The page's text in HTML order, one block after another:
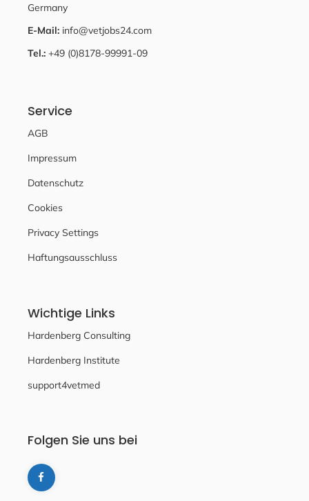
Germany
E-Mail: info@vetjobs24.com
Tel.: +49 (0)8178-99991-09
Service
AGB
Impressum
Datenschutz
Cookies
Privacy Settings
Haftungsausschluss
Wichtige Links
Hardenberg Consulting
Hardenberg Institute
support4vetmed
Folgen Sie uns bei